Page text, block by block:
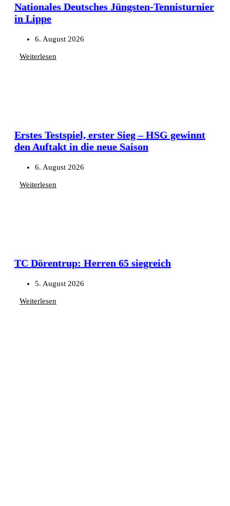
Nationales Deutsches Jüngsten-Tennisturnier
in Lippe
6. August 2026
Weiterlesen
Erstes Testspiel, erster Sieg – HSG gewinnt
den Auftakt in die neue Saison
6. August 2026
Weiterlesen
TC Dörentrup: Herren 65 siegreich
5. August 2026
Weiterlesen